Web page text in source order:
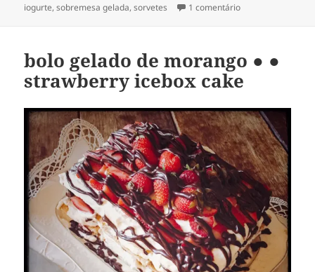
em
iogurte,sobremesa gelada,sorvetes 1 comentárioem picolé de
bolo gelado de morango ● ●
strawberry icebox cake